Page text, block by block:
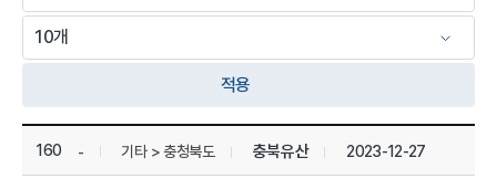
적용
상세정보 관리 목록
160 - 기타 > 충청북도 충북유산 2023-12-27